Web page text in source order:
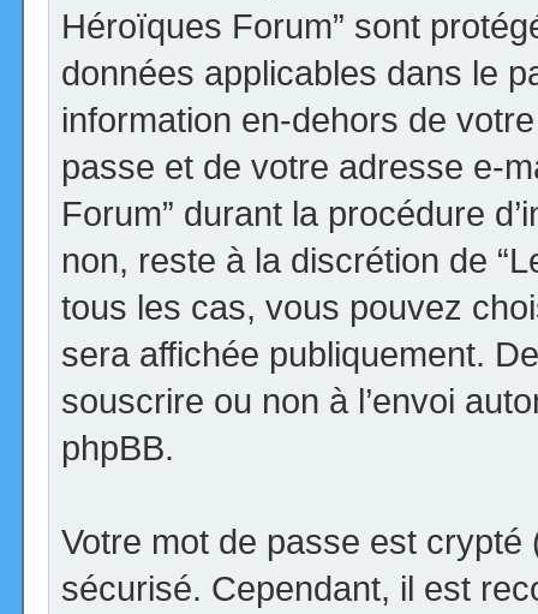
Héroïques Forum” sont
données applicables dans le
information en-dehors de
passe et de votre adresse e-
Forum” durant la procédure
non, reste à la discrétion de
tous les cas, vous pouvez
sera affichée publiquement.
souscrire ou non à l’envoi
phpBB.
Votre mot de passe est crypté
sécurisé. Cependant, il est